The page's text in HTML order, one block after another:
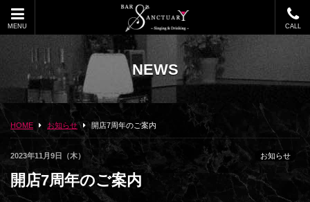
MENU CALL
NEWS
HOME お知らせ 開店7周年のご案内
2023年11月9日（木） お知らせ
開店7周年のご案内